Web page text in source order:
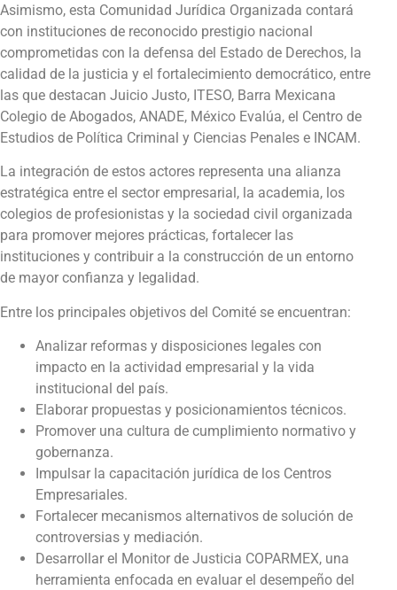
Asimismo, esta Comunidad Jurídica Organizada contará
con instituciones de reconocido prestigio nacional
comprometidas con la defensa del Estado de Derechos, la
calidad de la justicia y el fortalecimiento democrático, entre
las que destacan Juicio Justo, ITESO, Barra Mexicana
Colegio de Abogados, ANADE, México Evalúa, el Centro de
Estudios de Política Criminal y Ciencias Penales e INCAM.
La integración de estos actores representa una alianza
estratégica entre el sector empresarial, la academia, los
colegios de profesionistas y la sociedad civil organizada
para promover mejores prácticas, fortalecer las
instituciones y contribuir a la construcción de un entorno
de mayor confianza y legalidad.
Entre los principales objetivos del Comité se encuentran:
Analizar reformas y disposiciones legales con
impacto en la actividad empresarial y la vida
institucional del país.
Elaborar propuestas y posicionamientos técnicos.
Promover una cultura de cumplimiento normativo y
gobernanza.
Impulsar la capacitación jurídica de los Centros
Empresariales.
Fortalecer mecanismos alternativos de solución de
controversias y mediación.
Desarrollar el Monitor de Justicia COPARMEX, una
herramienta enfocada en evaluar el desempeño del